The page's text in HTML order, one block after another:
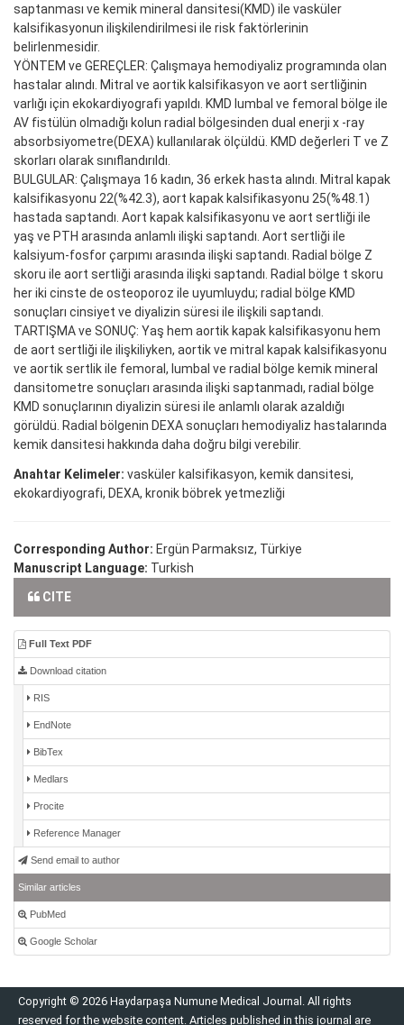
saptanması ve kemik mineral dansitesi(KMD) ile vasküler
kalsifikasyonun ilişkilendirilmesi ile risk faktörlerinin
belirlenmesidir.
YÖNTEM ve GEREÇLER: Çalışmaya hemodiyaliz programında olan
hastalar alındı. Mitral ve aortik kalsifikasyon ve aort sertliğinin
varlığı için ekokardiyografi yapıldı. KMD lumbal ve femoral bölge ile
AV fistülün olmadığı kolun radial bölgesinden dual enerji x -ray
absorbsiyometre(DEXA) kullanılarak ölçüldü. KMD değerleri T ve Z
skorları olarak sınıflandırıldı.
BULGULAR: Çalışmaya 16 kadın, 36 erkek hasta alındı. Mitral kapak
kalsifikasyonu 22(%42.3), aort kapak kalsifikasyonu 25(%48.1)
hastada saptandı. Aort kapak kalsifikasyonu ve aort sertliği ile
yaş ve PTH arasında anlamlı ilişki saptandı. Aort sertliği ile
kalsiyum-fosfor çarpımı arasında ilişki saptandı. Radial bölge Z
skoru ile aort sertliği arasında ilişki saptandı. Radial bölge t skoru
her iki cinste de osteoporoz ile uyumluydu; radial bölge KMD
sonuçları cinsiyet ve diyalizin süresi ile ilişkili saptandı.
TARTIŞMA ve SONUÇ: Yaş hem aortik kapak kalsifikasyonu hem
de aort sertliği ile ilişkiliyken, aortik ve mitral kapak kalsifikasyonu
ve aortik sertlik ile femoral, lumbal ve radial bölge kemik mineral
dansitometre sonuçları arasında ilişki saptanmadı, radial bölge
KMD sonuçlarının diyalizin süresi ile anlamlı olarak azaldığı
görüldü. Radial bölgenin DEXA sonuçları hemodiyaliz hastalarında
kemik dansitesi hakkında daha doğru bilgi verebilir.
Anahtar Kelimeler: vasküler kalsifikasyon, kemik dansitesi,
ekokardiyografi, DEXA, kronik böbrek yetmezliği
Corresponding Author: Ergün Parmaksız, Türkiye
Manuscript Language: Turkish
CITE
Full Text PDF
Download citation
RIS
EndNote
BibTex
Medlars
Procite
Reference Manager
Send email to author
Similar articles
PubMed
Google Scholar
Copyright © 2026 Haydarpaşa Numune Medical Journal. All rights
reserved for the website content. Articles published in this journal are